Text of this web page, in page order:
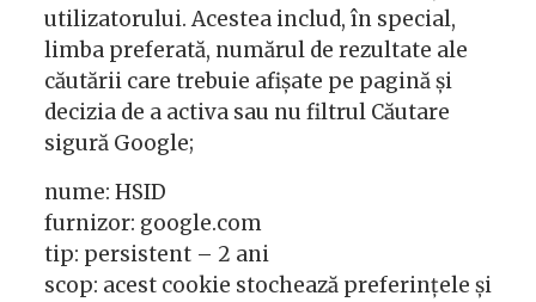
utilizatorului. Acestea includ, în special,
limba preferată, numărul de rezultate ale
căutării care trebuie afișate pe pagină și
decizia de a activa sau nu filtrul Căutare
sigură Google;
nume: HSID
furnizor: google.com
tip: persistent – 2 ani
scop: acest cookie stochează preferințele și